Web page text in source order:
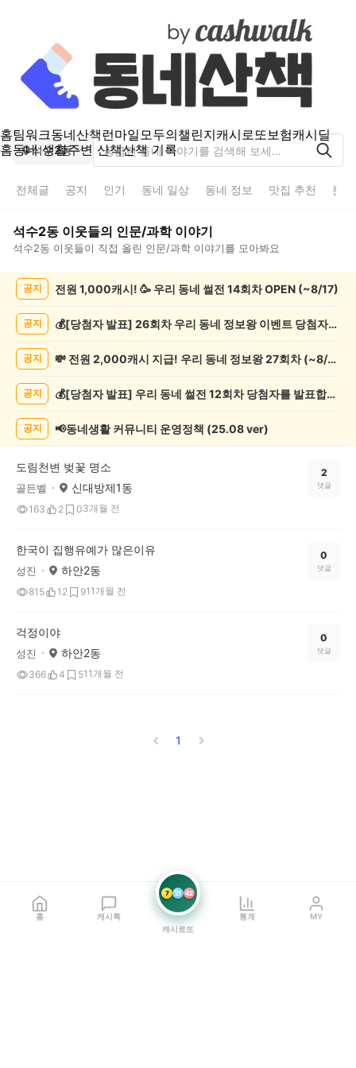
홈팀워크동네산책런마일모두의챌린지캐시로또보험캐시딜
홈동네 생활주변 산책산책 기록
석수2동
전체글 공지 인기 동네 일상 동네 정보 맛집 추천 분
석수2동 이웃들의 인문/과학이야기
석수2동 이웃들이 직접 올린 인문/과학 이야기를 모아봐요
문/
목
공지 전원 1,000캐시! 🥳 우리 동네 썰전 14회차 OPEN (~8/17)
공지 💰[당첨자 발표] 26회차 우리 동네 정보왕 이벤트 당첨자를 발표합니다!
공지 💸 전원 2,000캐시 지급! 우리 동네 정보왕 27회차 (~8/10)
공지 💰[당첨자 발표] 우리 동네 썰전 12회차 당첨자를 발표합니다!
공지 📢동네생활 커뮤니티 운영정책 (25.08 ver)
도림천변 벚꽃 명소
골든벨 신대방제1동
163 2 03개월 전
2
댓글
한국이 집행유예가 많은이유
성진 하안2동
815 12 911개월 전
0
댓글
걱정이야
성진 하안2동
366 4 511개월 전
0
댓글
1
홈 캐시톡
7 21 42
캐시로또
통계 MY